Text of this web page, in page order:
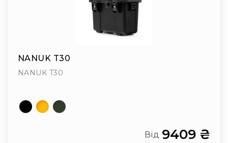
NANUK T30
NANUK T30
Від 9409 ₴